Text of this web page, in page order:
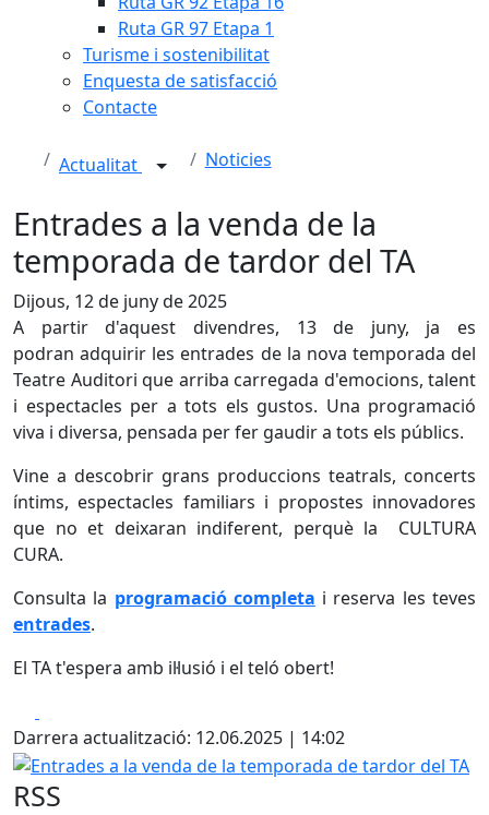
Ruta GR 97 Etapa 1
Turisme i sostenibilitat
Enquesta de satisfacció
Contacte
Actualitat Noticies
Entrades a la venda de la
temporada de tardor del TA
Dijous, 12 de juny de 2025
A partir d'aquest divendres, 13 de juny, ja es
podran adquirir les entrades de la nova temporada del
Teatre Auditori que arriba carregada d'emocions, talent
i espectacles per a tots els gustos. Una programació
viva i diversa, pensada per fer gaudir a tots els públics.
Vine a descobrir grans produccions teatrals, concerts
íntims, espectacles familiars i propostes innovadores
que no et deixaran indiferent, perquè la CULTURA
CURA.
Consulta la programació completa i reserva les teves
entrades.
El TA t'espera amb il·lusió i el teló obert!
Darrera actualització: 12.06.2025 | 14:02
Entrades a la venda de la temporada de tardor del TA
RSS